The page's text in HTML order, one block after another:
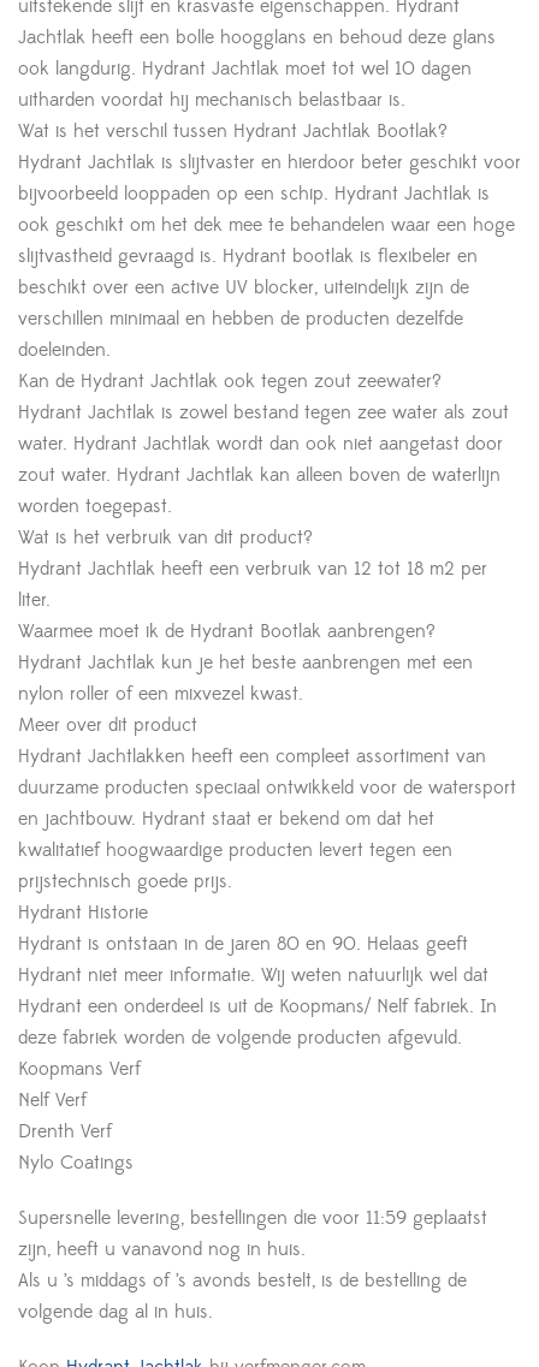
uitstekende slijt en krasvaste eigenschappen. Hydrant
Jachtlak heeft een bolle hoogglans en behoud deze glans
ook langdurig. Hydrant Jachtlak moet tot wel 10 dagen
uitharden voordat hij mechanisch belastbaar is.
Wat is het verschil tussen Hydrant Jachtlak Bootlak?
Hydrant Jachtlak is slijtvaster en hierdoor beter geschikt voor
bijvoorbeeld looppaden op een schip. Hydrant Jachtlak is
ook geschikt om het dek mee te behandelen waar een hoge
slijtvastheid gevraagd is. Hydrant bootlak is flexibeler en
beschikt over een active UV blocker, uiteindelijk zijn de
verschillen minimaal en hebben de producten dezelfde
doeleinden.
Kan de Hydrant Jachtlak ook tegen zout zeewater?
Hydrant Jachtlak is zowel bestand tegen zee water als zout
water. Hydrant Jachtlak wordt dan ook niet aangetast door
zout water. Hydrant Jachtlak kan alleen boven de waterlijn
worden toegepast.
Wat is het verbruik van dit product?
Hydrant Jachtlak heeft een verbruik van 12 tot 18 m2 per
liter.
Waarmee moet ik de Hydrant Bootlak aanbrengen?
Hydrant Jachtlak kun je het beste aanbrengen met een
nylon roller of een mixvezel kwast.
Meer over dit product
Hydrant Jachtlakken heeft een compleet assortiment van
duurzame producten speciaal ontwikkeld voor de watersport
en jachtbouw. Hydrant staat er bekend om dat het
kwalitatief hoogwaardige producten levert tegen een
prijstechnisch goede prijs.
Hydrant Historie
Hydrant is ontstaan in de jaren 80 en 90. Helaas geeft
Hydrant niet meer informatie. Wij weten natuurlijk wel dat
Hydrant een onderdeel is uit de Koopmans/ Nelf fabriek. In
deze fabriek worden de volgende producten afgevuld.
Koopmans Verf
Nelf Verf
Drenth Verf
Nylo Coatings
Supersnelle levering, bestellingen die voor 11:59 geplaatst
zijn, heeft u vanavond nog in huis.
Als u ’s middags of ’s avonds bestelt, is de bestelling de
volgende dag al in huis.